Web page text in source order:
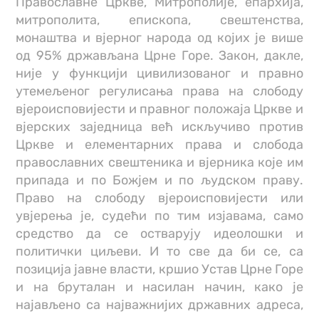
митрополита, епископа, свештенства,
монаштва и вјерног народа од којих је више
од 95% држављана Црне Горе. Закон, дакле,
није у функцији цивилизованог и правно
утемељеног регулисања права на слободу
вјероисповијести и правног положаја Цркве и
вјерских заједница већ искључиво против
Цркве и елементарних права и слобода
православних свештеника и вјерника које им
припада и по Божјем и по људском праву.
Право на слободу вјероисповијести или
увјерења је, судећи по тим изјавама, само
средство да се остварују идеолошки и
политички циљеви. И то све да би се, са
позиција јавне власти, кршио Устав Црне Горе
и на бруталан и насилан начин, како је
најављено са најважнијих државних адреса,